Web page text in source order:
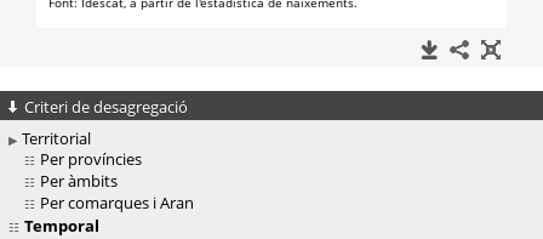
Criteri de desagregació
Territorial
Per províncies
Per àmbits
Per comarques i Aran
Temporal